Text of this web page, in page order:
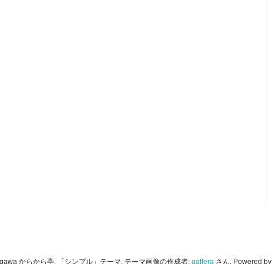
からから亭. 「シンプル」テーマ. テーマ画像の作成者: gafferaさん. Powered by